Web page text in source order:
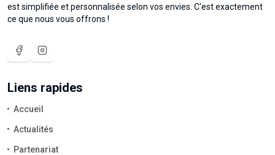
est simplifiée et personnalisée selon vos envies. C'est exactement
ce que nous vous offrons !
Liens rapides
Accueil
Actualités
Partenariat